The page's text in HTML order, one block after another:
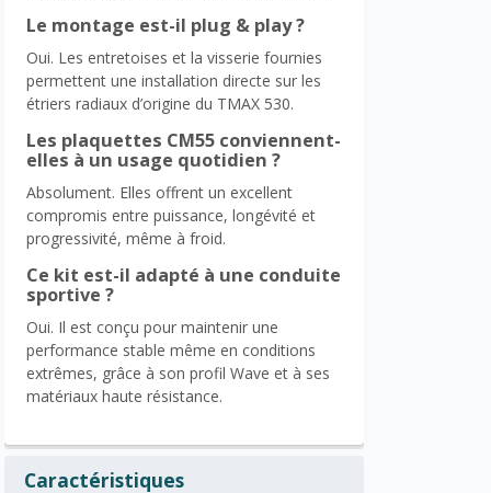
Le montage est-il plug & play ?
Oui. Les entretoises et la visserie fournies
permettent une installation directe sur les
étriers radiaux d’origine du TMAX 530.
Les plaquettes CM55 conviennent-
elles à un usage quotidien ?
Absolument. Elles offrent un excellent
compromis entre puissance, longévité et
progressivité, même à froid.
Ce kit est-il adapté à une conduite
sportive ?
Oui. Il est conçu pour maintenir une
performance stable même en conditions
extrêmes, grâce à son profil Wave et à ses
matériaux haute résistance.
Caractéristiques